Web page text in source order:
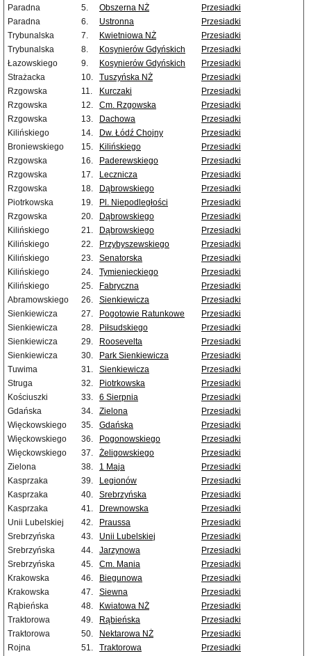
Paradna
5. Obszerna NŻ
Przesiadki
Paradna
6. Ustronna
Przesiadki
Trybunalska
7. Kwietniowa NŻ
Przesiadki
Trybunalska
8. Kosynierów Gdyńskich
Przesiadki
Łazowskiego
9. Kosynierów Gdyńskich
Przesiadki
Strażacka
10. Tuszyńska NŻ
Przesiadki
Rzgowska
11. Kurczaki
Przesiadki
Rzgowska
12. Cm. Rzgowska
Przesiadki
Rzgowska
13. Dachowa
Przesiadki
Kilińskiego
14. Dw. Łódź Chojny
Przesiadki
Broniewskiego
15. Kilińskiego
Przesiadki
Rzgowska
16. Paderewskiego
Przesiadki
Rzgowska
17. Lecznicza
Przesiadki
Rzgowska
18. Dąbrowskiego
Przesiadki
Piotrkowska
19. Pl. Niepodległości
Przesiadki
Rzgowska
20. Dąbrowskiego
Przesiadki
Kilińskiego
21. Dąbrowskiego
Przesiadki
Kilińskiego
22. Przybyszewskiego
Przesiadki
Kilińskiego
23. Senatorska
Przesiadki
Kilińskiego
24. Tymienieckiego
Przesiadki
Kilińskiego
25. Fabryczna
Przesiadki
Abramowskiego
26. Sienkiewicza
Przesiadki
Sienkiewicza
27. Pogotowie Ratunkowe
Przesiadki
Sienkiewicza
28. Piłsudskiego
Przesiadki
Sienkiewicza
29. Roosevelta
Przesiadki
Sienkiewicza
30. Park Sienkiewicza
Przesiadki
Tuwima
31. Sienkiewicza
Przesiadki
Struga
32. Piotrkowska
Przesiadki
Kościuszki
33. 6 Sierpnia
Przesiadki
Gdańska
34. Zielona
Przesiadki
Więckowskiego
35. Gdańska
Przesiadki
Więckowskiego
36. Pogonowskiego
Przesiadki
Więckowskiego
37. Żeligowskiego
Przesiadki
Zielona
38. 1 Maja
Przesiadki
Kasprzaka
39. Legionów
Przesiadki
Kasprzaka
40. Srebrzyńska
Przesiadki
Kasprzaka
41. Drewnowska
Przesiadki
Unii Lubelskiej
42. Praussa
Przesiadki
Srebrzyńska
43. Unii Lubelskiej
Przesiadki
Srebrzyńska
44. Jarzynowa
Przesiadki
Srebrzyńska
45. Cm. Mania
Przesiadki
Krakowska
46. Biegunowa
Przesiadki
Krakowska
47. Siewna
Przesiadki
Rąbieńska
48. Kwiatowa NŻ
Przesiadki
Traktorowa
49. Rąbieńska
Przesiadki
Traktorowa
50. Nektarowa NŻ
Przesiadki
Rojna
51. Traktorowa
Przesiadki